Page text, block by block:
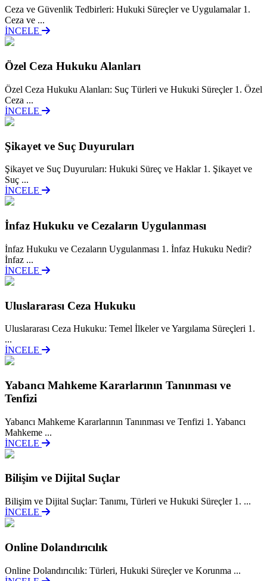
Ceza ve Güvenlik Tedbirleri: Hukuki Süreçler ve Uygulamalar 1.
Ceza ve ...
İNCELE
Özel Ceza Hukuku Alanları
Özel Ceza Hukuku Alanları: Suç Türleri ve Hukuki Süreçler 1. Özel
Ceza ...
İNCELE
Şikayet ve Suç Duyuruları
Şikayet ve Suç Duyuruları: Hukuki Süreç ve Haklar 1. Şikayet ve
Suç ...
İNCELE
İnfaz Hukuku ve Cezaların Uygulanması
İnfaz Hukuku ve Cezaların Uygulanması 1. İnfaz Hukuku Nedir?
İnfaz ...
İNCELE
Uluslararası Ceza Hukuku
Uluslararası Ceza Hukuku: Temel İlkeler ve Yargılama Süreçleri 1.
...
İNCELE
Yabancı Mahkeme Kararlarının Tanınması ve
Tenfizi
Yabancı Mahkeme Kararlarının Tanınması ve Tenfizi 1. Yabancı
Mahkeme ...
İNCELE
Bilişim ve Dijital Suçlar
Bilişim ve Dijital Suçlar: Tanımı, Türleri ve Hukuki Süreçler 1. ...
İNCELE
Online Dolandırıcılık
Online Dolandırıcılık: Türleri, Hukuki Süreçler ve Korunma ...